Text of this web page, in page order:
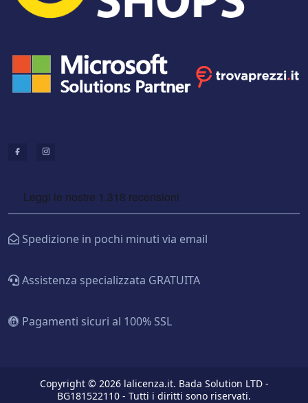
Spedizione in pochi minuti via email
Assistenza specializzata GRATUITA
Pagamenti sicuri al 100% SSL
Copyright © 2026 lalicenza.it. Bada Solution LTD -
BG181522110 - Tutti i diritti sono riservati.